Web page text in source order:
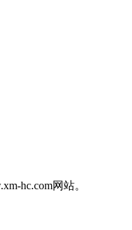
hc.com网站。